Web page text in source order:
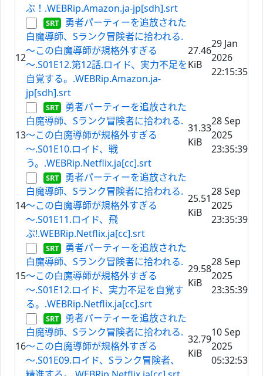
ぶ！.WEBRip.Amazon.ja-jp[sdh].srt
12
勇者パーティーを追放された
白魔導師、Sランク冒険者に拾われる.
～この白魔導師が規格外すぎる
～.S01E12.第12話.ロイド、実力不足を
自覚する。.WEBRip.Amazon.ja-
jp[sdh].srt
27.46
KiB
29 Jan
2026
22:15:35
13
勇者パーティーを追放された
白魔導師、Sランク冒険者に拾われる.
～この白魔導師が規格外すぎる
～.S01E10.ロイド、戦
う。.WEBRip.Netflix.ja[cc].srt
31.33
KiB
28 Sep
2025
23:35:39
14
勇者パーティーを追放された
白魔導師、Sランク冒険者に拾われる.
～この白魔導師が規格外すぎる
～.S01E11.ロイド、飛
ぶ!.WEBRip.Netflix.ja[cc].srt
25.51
KiB
28 Sep
2025
23:35:39
15
勇者パーティーを追放された
白魔導師、Sランク冒険者に拾われる.
～この白魔導師が規格外すぎる
～.S01E12.ロイド、実力不足を自覚す
る。.WEBRip.Netflix.ja[cc].srt
29.58
KiB
28 Sep
2025
23:35:39
16
勇者パーティーを追放された
白魔導師、Sランク冒険者に拾われる.
～この白魔導師が規格外すぎる
～.S01E09.ロイド、Sランク冒険者、
32.79
KiB
10 Sep
2025
05:32:53